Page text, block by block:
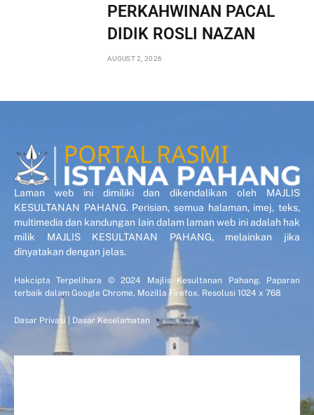
PERKAHWINAN PACAL
DIDIK ROSLI NAZAN
AUGUST 2, 2026
Laman web ini dimiliki dan dikendalikan oleh MAJLIS
KESULTANAN PAHANG. Perisian, semua halaman, imej, teks,
multimedia dan kandungan lain dalam laman web ini adalah hak
milik MAJLIS KESULTANAN PAHANG, melainkan jika
dinyatakan dengan jelas.
Hakcipta Terpelihara © 2024 Majlis Kesultanan Pahang. Paparan
terbaik dalam Google Chrome, Mozilla Firefox. Resolusi 1024 x 768
Dasar Privasi Dasar Keselamatan